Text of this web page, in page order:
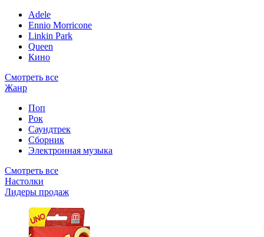
Adele
Ennio Morricone
Linkin Park
Queen
Кино
Смотреть все
Жанр
Поп
Рок
Саундтрек
Сборник
Электронная музыка
Смотреть все
Настолки
Лидеры продаж